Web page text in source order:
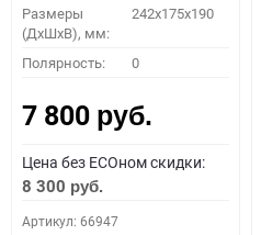
Размеры
(ДхШхВ), мм:
242x175x190
Полярность: 0
7 800 руб.
Цена без ECOном скидки:
8 300 руб.
Артикул: 66947